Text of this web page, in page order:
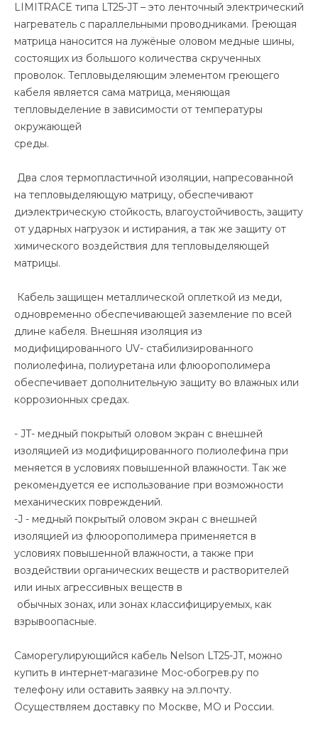
LIMITRACE типа LT25-JT – это ленточный электрический
нагреватель с параллельными проводниками. Греющая
матрица наносится на лужёные оловом медные шины,
состоящих из большого количества скрученных
проволок. Тепловыделяющим элементом греющего
кабеля является сама матрица, меняющая
тепловыделение в зависимости от температуры
окружающей
среды.
Два слоя термопластичной изоляции, напресованной
на тепловыделяющую матрицу, обеспечивают
диэлектрическую стойкость, влагоустойчивость, защиту
от ударных нагрузок и истирания, а так же защиту от
химического воздействия для тепловыделяющей
матрицы.
Кабель защищен металлической оплеткой из меди,
одновременно обеспечивающей заземление по всей
длине кабеля. Внешняя изоляция из
модифицированного UV- стабилизированного
полиолефина, полиуретана или флюорополимера
обеспечивает дополнительную защиту во влажных или
коррозионных средах.
- JT- медный покрытый оловом экран с внешней
изоляцией из модифицированного полиолефина при
меняется в условиях повышенной влажности. Так же
рекомендуется ее использование при возможности
механических повреждений.
-J - медный покрытый оловом экран с внешней
изоляцией из флюорополимера применяется в
условиях повышенной влажности, а также при
воздействии органических веществ и растворителей
или иных агрессивных веществ в
обычных зонах, или зонах классифицируемых, как
взрывоопасные.
Саморегулирующийся кабель Nelson LT25-JT, можно
купить в интернет-магазине Мос-обогрев.ру по
телефону или оставить заявку на эл.почту.
Осуществляем доставку по Москве, МО и России.